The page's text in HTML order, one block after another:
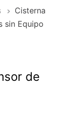
Cisterna
sin Equipo
de